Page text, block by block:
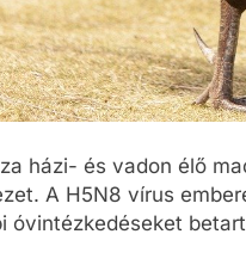
házi- és vadon élő
A H5N8 vírus
óvintézkedéseket